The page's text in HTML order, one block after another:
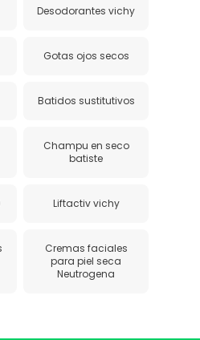
Desodorantes vichy
Gotas ojos secos
Batidos sustitutivos
Champu en seco
batiste
Liftactiv vichy
Cremas faciales
para piel seca
Neutrogena